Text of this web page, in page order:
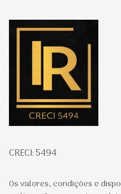
Página inicial
CRECI: 5494
Os valores, condições e